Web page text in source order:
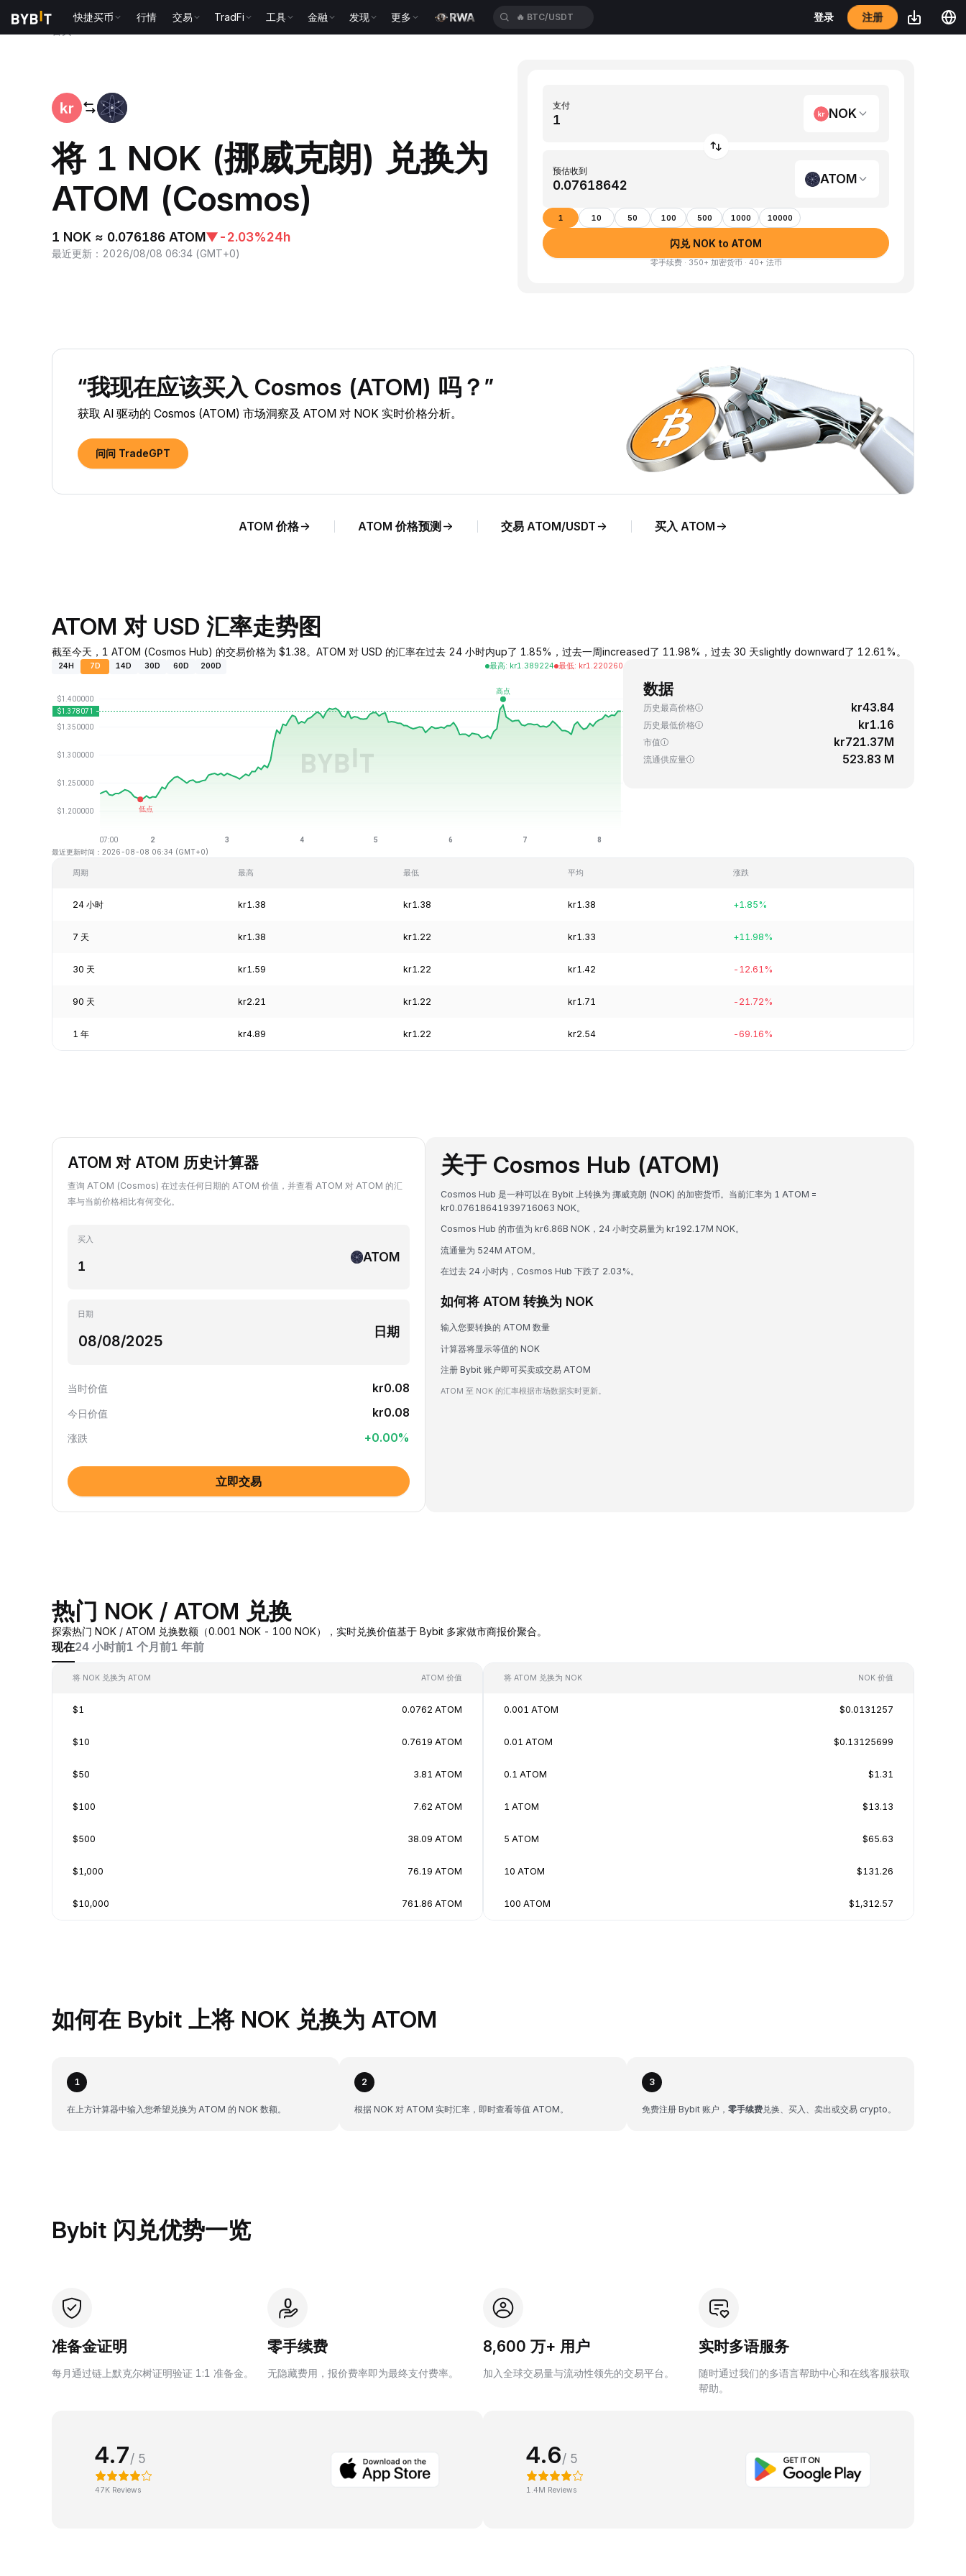
快捷买币 行情 交易 TradFi 工具 金融 发现 更多 登录 注册
将 1 NOK (挪威克朗) 兑换为
ATOM (Cosmos)
1 NOK ≈ 0.076186 ATOM▼-2.03%24h
最近更新 ： 2026/08/08 06:34 (GMT+0)
支付
NOK
预估收到
ATOM
1 10 50 100 500 1000 10000
闪兑 NOK to ATOM
零手续费 · 350+ 加密货币 · 40+ 法币
“我现在应该买入 Cosmos (ATOM) 吗？”
获取 AI 驱动的 Cosmos (ATOM) 市场洞察及 ATOM 对 NOK 实时价格分析。
问问 TradeGPT
ATOM 价格 ATOM 价格预测 交易 ATOM/USDT 买入 ATOM
ATOM 对 USD 汇率走势图
截至今天，1 ATOM (Cosmos Hub) 的交易价格为 $1.38。ATOM 对 USD 的汇率在过去 24 小时内up了 1.85%，过去一周increased了 11.98%，过去 30 天slightly downward了 12.61%。
24H 7D 14D 30D 60D 200D 最高: kr1.389224 最低: kr1.220260
最近更新时间：2026-08-08 06:34 (GMT+0)
数据
历史最高价格 kr43.84
历史最低价格 kr1.16
市值 kr721.37M
流通供应量 523.83 M
周期 最高 最低 平均 涨跌
24 小时 kr1.38 kr1.38 kr1.38 +1.85%
7 天 kr1.38 kr1.22 kr1.33 +11.98%
30 天 kr1.59 kr1.22 kr1.42 -12.61%
90 天 kr2.21 kr1.22 kr1.71 -21.72%
1 年 kr4.89 kr1.22 kr2.54 -69.16%
ATOM 对 ATOM 历史计算器
查询 ATOM (Cosmos) 在过去任何日期的 ATOM 价值，并查看 ATOM 对 ATOM 的汇
率与当前价格相比有何变化。
买入
ATOM
日期
日期
当时价值 kr0.08
今日价值 kr0.08
涨跌 +0.00%
立即交易
关于 Cosmos Hub (ATOM)
Cosmos Hub 是一种可以在 Bybit 上转换为 挪威克朗 (NOK) 的加密货币。当前汇率为 1 ATOM =
kr0.07618641939716063 NOK。
Cosmos Hub 的市值为 kr6.86B NOK，24 小时交易量为 kr192.17M NOK。
流通量为 524M ATOM。
在过去 24 小时内，Cosmos Hub 下跌了 2.03%。
如何将 ATOM 转换为 NOK
输入您要转换的 ATOM 数量
计算器将显示等值的 NOK
注册 Bybit 账户即可买卖或交易 ATOM
ATOM 至 NOK 的汇率根据市场数据实时更新。
热门 NOK / ATOM 兑换
探索热门 NOK / ATOM 兑换数额（0.001 NOK - 100 NOK），实时兑换价值基于 Bybit 多家做市商报价聚合。
现在24 小时前1 个月前1 年前
将 NOK 兑换为 ATOM ATOM 价值
$1 0.0762 ATOM
$10 0.7619 ATOM
$50 3.81 ATOM
$100 7.62 ATOM
$500 38.09 ATOM
$1,000 76.19 ATOM
$10,000 761.86 ATOM
将 ATOM 兑换为 NOK NOK 价值
0.001 ATOM $0.0131257
0.01 ATOM $0.13125699
0.1 ATOM $1.31
1 ATOM $13.13
5 ATOM $65.63
10 ATOM $131.26
100 ATOM $1,312.57
如何在 Bybit 上将 NOK 兑换为 ATOM
1
在上方计算器中输入您希望兑换为 ATOM 的 NOK 数额。
2
根据 NOK 对 ATOM 实时汇率，即时查看等值 ATOM。
3
免费注册 Bybit 账户， 零手续费 兑换、买入、卖出或交易 crypto。
Bybit 闪兑优势一览
准备金证明
每月通过链上默克尔树证明验证 1:1 准备金。
零手续费
无隐藏费用，报价费率即为最终支付费率。
8,600 万+ 用户
加入全球交易量与流动性领先的交易平台。
实时多语服务
随时通过我们的多语言帮助中心和在线客服获取
帮助。
4.7/ 5
47K Reviews
4.6/ 5
1.4M Reviews